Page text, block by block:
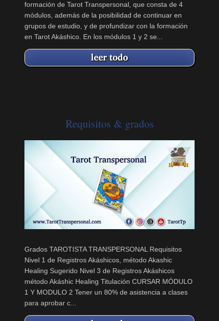
formación de Tarot Transpersonal, que consta de 4
módulos, además de la posibilidad de continuar en
grupos de estudio, y de profundizar con la formación
en Tarot Akáshico. En los módulos 1 y 2 se...
Requisitos & grados
Grados TAROTISTA TRANSPERSONAL Requisitos
Nivel 1 de Registros Akáshicos, método Akashic
Healing Sugerido Nivel 3 de Registros Akáshicos
método Akáshic Healing Titulación CURSAR MÓDULO
1 Y MODULO 2 Tener un 80% de asistencia a clases
para aprobar c...